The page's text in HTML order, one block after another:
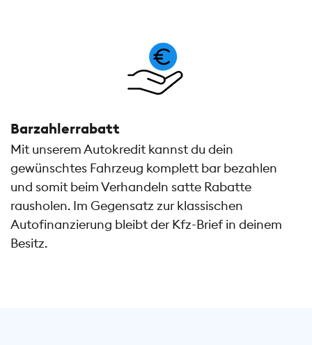
Barzahlerrabatt
Mit unserem Autokredit kannst du dein
gewünschtes Fahrzeug komplett bar bezahlen
und somit beim Verhandeln satte Rabatte
rausholen. Im Gegensatz zur klassischen
Autofinanzierung bleibt der Kfz-Brief in deinem
Besitz.